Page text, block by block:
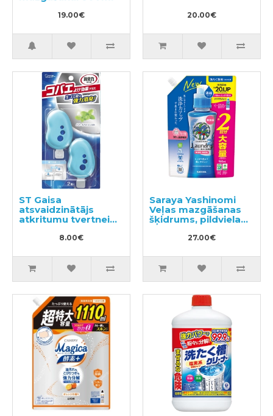
19.00€ 20.00€
ST Gaisa
atsvaidzinātājs
atkritumu tvertnei
8.00€
Saraya Yashinomi
Veļas mazgāšanas
šķidrums, pildviela
950ml
27.00€